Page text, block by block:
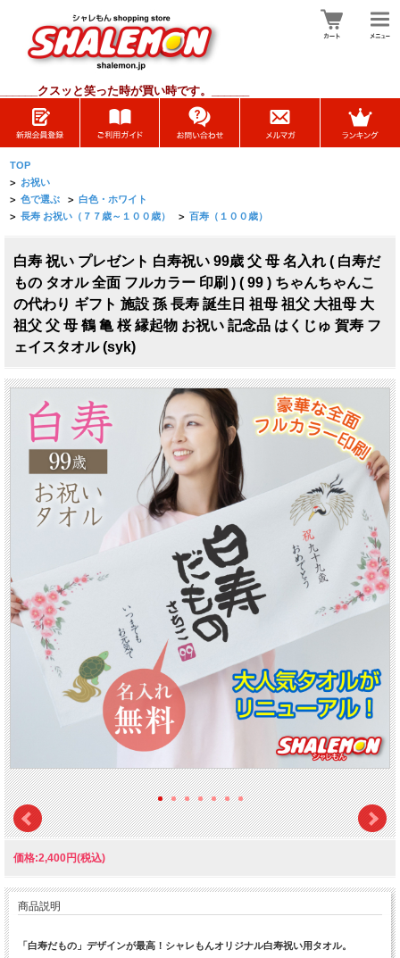
クスッと笑った時が買い時です。______
TOP
> お祝い
> 色で選ぶ > 白色・ホワイト
> 長寿 お祝い（７７歳～１００歳） > 百寿（１００歳）
白寿 祝い プレゼント 白寿祝い 99歳 父 母 名入れ ( 白寿だ
もの タオル 全面 フルカラー 印刷 ) ( 99 ) ちゃんちゃんこ
の代わり ギフト 施設 孫 長寿 誕生日 祖母 祖父 大祖母 大
祖父 父 母 鶴 亀 桜 縁起物 お祝い 記念品 はくじゅ 賀寿 フ
ェイスタオル (syk)
価格:2,400円(税込)
商品説明
「白寿だもの」デザインが最高！シャレもんオリジナル白寿祝い用タオル。